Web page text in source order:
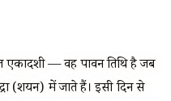
— वह पावन तिथि है जब
(शयन) में जाते हैं। इसी दिन से